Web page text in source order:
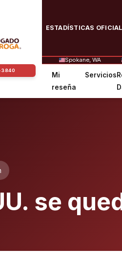
ESTADÍSTICAS
Spokane, WA
Mi
reseña
Servicios
se